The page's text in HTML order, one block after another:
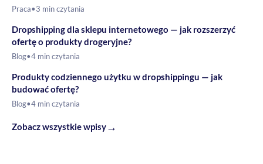
Praca•3 min czytania
Dropshipping dla sklepu internetowego — jak rozszerzyć
ofertę o produkty drogeryjne?
Blog•4 min czytania
Produkty codziennego użytku w dropshippingu — jak
budować ofertę?
Blog•4 min czytania
Zobacz wszystkie wpisy→